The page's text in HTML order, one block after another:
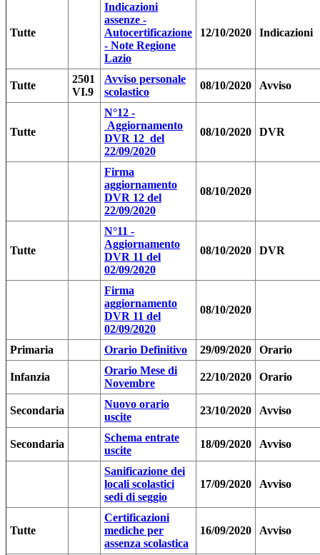
Tutte
Indicazioni
assenze -
Autocertificazione
- Note Regione
Lazio
12/10/2020 Indicazioni
Tutte
2501
VI.9
Avviso personale
scolastico
08/10/2020 Avviso
Tutte
N°12 -
Aggiornamento
DVR 12 del
22/09/2020
08/10/2020 DVR
Firma
aggiornamento
DVR 12 del
22/09/2020
08/10/2020
Tutte
N°11 -
Aggiornamento
DVR 11 del
02/09/2020
08/10/2020 DVR
Firma
aggiornamento
DVR 11 del
02/09/2020
08/10/2020
Primaria Orario Definitivo 29/09/2020 Orario
Infanzia
Orario Mese di
Novembre
22/10/2020 Orario
Secondaria
Nuovo orario
uscite
23/10/2020 Avviso
Secondaria
Schema entrate
uscite
18/09/2020 Avviso
Sanificazione dei
locali scolastici
sedi di seggio
17/09/2020 Avviso
Tutte
Certificazioni
mediche per
assenza scolastica
16/09/2020 Avviso